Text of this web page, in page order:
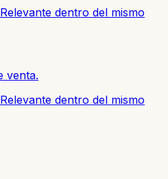
Relevante dentro del mismo
venta.
Relevante dentro del mismo